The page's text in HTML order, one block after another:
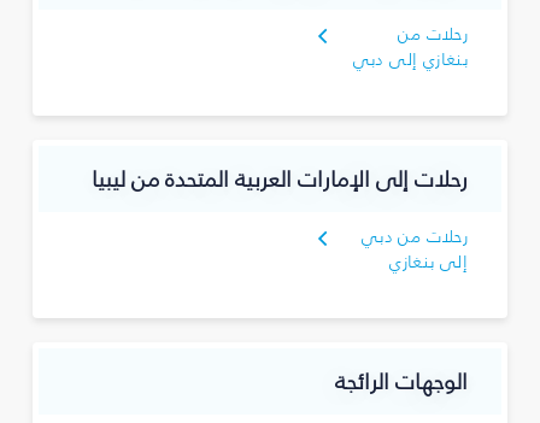
رحلات من
بنغازي إلى دبي
رحلات إلى الإمارات العربية المتحدة من ليبيا
رحلات من دبي
إلى بنغازي
الوجهات الرائجة